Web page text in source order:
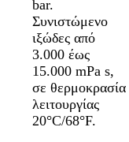
bar.
Συνιστώμενο
ιξώδες από
3.000 έως
15.000 mPa s,
σε θερμοκρασία
λειτουργίας
20°C/68°F.